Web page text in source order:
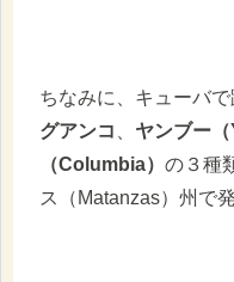
ちなみに、キューバ
グアンコ
ヤンブー（
（Columbia） の３種
ス（Matanzas）州で